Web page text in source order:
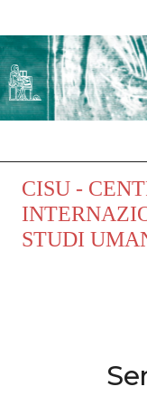
al
contenuto
CISU -
STUDI